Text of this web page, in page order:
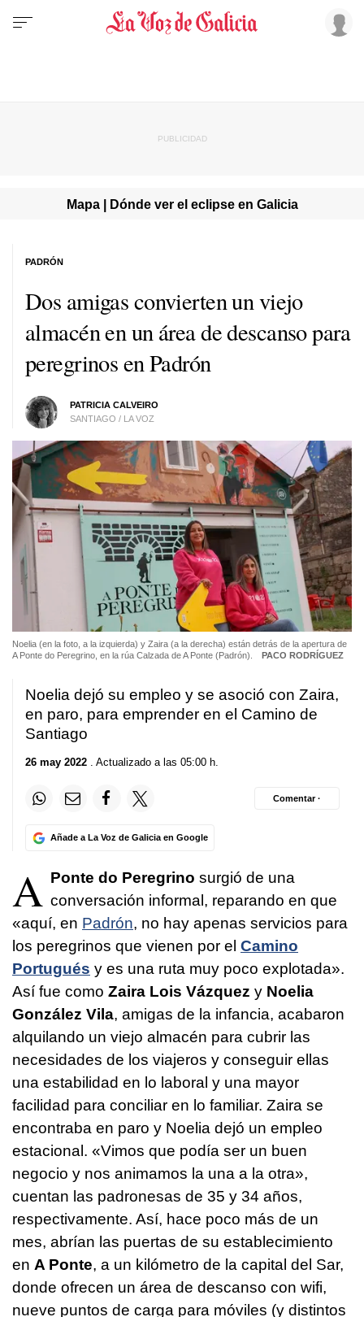
Mapa | Dónde ver el eclipse en Galicia
Dos amigas convierten un viejo
almacén en un área de descanso para
peregrinos en Padrón
PATRICIA CALVEIRO
SANTIAGO / LA VOZ
PADRÓN
Noelia (en la foto, a la izquierda) y Zaira (a la derecha) están detrás de la apertura de
A Ponte do Peregrino, en la rúa Calzada de A Ponte (Padrón).
PACO RODRÍGUEZ
Noelia dejó su empleo y se asoció con Zaira,
en paro, para emprender en el Camino de
Santiago
26 may 2022 . Actualizado a las 05:00 h.
Añade a La Voz de Galicia en Google
Comentar ·
A Ponte do Peregrino surgió de una
conversación informal, reparando en que
«aquí, en Padrón, no hay apenas servicios para
los peregrinos que vienen por el Camino
Portugués y es una ruta muy poco explotada».
Así fue como Zaira Lois Vázquez y Noelia
González Vila, amigas de la infancia, acabaron
alquilando un viejo almacén para cubrir las
necesidades de los viajeros y conseguir ellas
una estabilidad en lo laboral y una mayor
facilidad para conciliar en lo familiar. Zaira se
encontraba en paro y Noelia dejó un empleo
estacional. «Vimos que podía ser un buen
negocio y nos animamos la una a la otra»,
cuentan las padronesas de 35 y 34 años,
respectivamente. Así, hace poco más de un
mes, abrían las puertas de su establecimiento
en A Ponte, a un kilómetro de la capital del Sar,
donde ofrecen un área de descanso con wifi,
nueve puntos de carga para móviles (y distintos